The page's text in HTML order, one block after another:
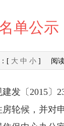
单公示
[ 大 中 小 ] 阅读
〔2015〕
轮候，并对